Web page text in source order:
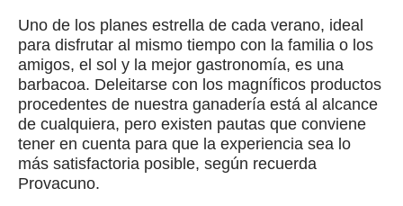
Uno de los planes estrella de cada verano, ideal
para disfrutar al mismo tiempo con la familia o los
amigos, el sol y la mejor gastronomía, es una
barbacoa. Deleitarse con los magníficos productos
procedentes de nuestra ganadería está al alcance
de cualquiera, pero existen pautas que conviene
tener en cuenta para que la experiencia sea lo
más satisfactoria posible, según recuerda
Provacuno.